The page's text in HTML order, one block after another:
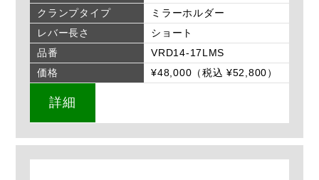
クランプタイプ
ミラーホルダー
レバー長さ
ショート
品番
VRD14-17LMS
価格
¥48,000（税込 ¥52,800）
詳細